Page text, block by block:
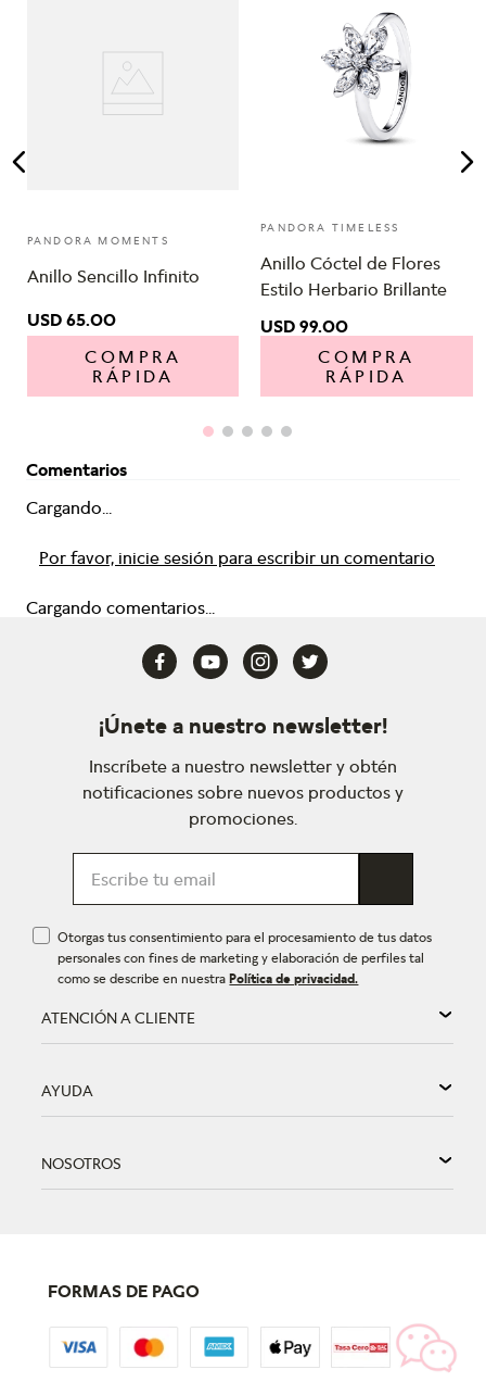
PANDORA MOMENTS
Anillo Sencillo Infinito
USD 65.00
COMPRA
RÁPIDA
PANDORA TIMELESS
Anillo Cóctel de Flores
Estilo Herbario Brillante
USD 99.00
COMPRA
RÁPIDA
Comentarios
Cargando...
Por favor, inicie sesión para escribir un comentario
Cargando comentarios...
¡Únete a nuestro newsletter!
Inscríbete a nuestro newsletter y obtén
notificaciones sobre nuevos productos y
promociones.
Otorgas tus consentimiento para el procesamiento de tus datos
personales con fines de marketing y elaboración de perfiles tal
como se describe en nuestraPolítica de privacidad.
ATENCIÓN A CLIENTE
AYUDA
NOSOTROS
FORMAS DE PAGO